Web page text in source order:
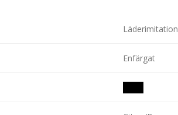
Läderimitation
Enfärgat